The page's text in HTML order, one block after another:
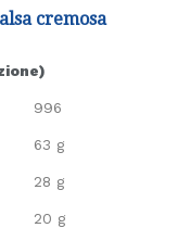
cremosa
996
63 g
28 g
20 g